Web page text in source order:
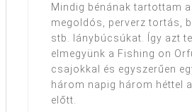
Mindig bénának tartottam
megoldós, perverz tortás,
stb. lánybúcsúkat. Így azt
elmegyünk a Fishing on
csajokkal és egyszerűen
három napig három héttel
előtt.